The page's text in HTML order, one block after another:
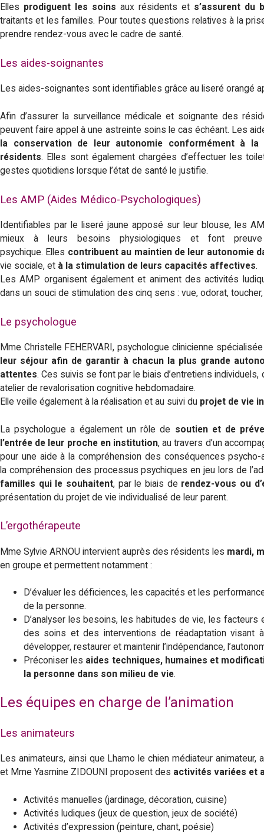
l
l
e
e
P
l
a
i
s
e
a
u
Elles prodiguent les soins aux résidents et s’assurent du
traitants et les familles. Pour toutes questions relatives à la
prendre rendez-vous avec le cadre de santé.
Les aides-soignantes
Les aides-soignantes sont identifiables grâce au liseré orangé
Afin d’assurer la surveillance médicale et soignante des
peuvent faire appel à une astreinte soins le cas échéant. Les
la conservation de leur autonomie conformément à
résidents. Elles sont également chargées d’effectuer les
gestes quotidiens lorsque l’état de santé le justifie.
Les AMP (Aides Médico-Psychologiques)
Identifiables par le liseré jaune apposé sur leur blouse, les
mieux à leurs besoins physiologiques et font
psychique. Elles contribuent au maintien de leur autonomie
vie sociale, et à la stimulation de leurs capacités affectives.
Les AMP organisent également et animent des activités
dans un souci de stimulation des cinq sens : vue, odorat,
Le psychologue
Mme Christelle FEHERVARI, psychologue clinicienne
leur séjour afin de garantir à chacun la plus grande
attentes. Ces suivis se font par le biais d’entretiens
atelier de revalorisation cognitive hebdomadaire.
Elle veille également à la réalisation et au suivi du projet de vie
La psychologue a également un rôle de soutien et de
l’entrée de leur proche en institution, au travers d’un
pour une aide à la compréhension des conséquences
la compréhension des processus psychiques en jeu lors de
familles qui le souhaitent, par le biais de rendez-vous ou
présentation du projet de vie individualisé de leur parent.
L’ergothérapeute
Mme Sylvie ARNOU intervient auprès des résidents les mardi,
en groupe et permettent notamment :
D’évaluer les déficiences, les capacités et les
de la personne.
D’analyser les besoins, les habitudes de vie, les
des soins et des interventions de réadaptation visant
développer, restaurer et maintenir l’indépendance,
Préconiser les aides techniques, humaines et
la personne dans son milieu de vie.
Les équipes en charge de l’animation
Les animateurs
Les animateurs, ainsi que Lhamo le chien médiateur animateur,
et Mme Yasmine ZIDOUNI proposent des activités variées et
Activités manuelles (jardinage, décoration, cuisine)
Activités ludiques (jeux de question, jeux de société)
Activités d’expression (peinture, chant, poésie)